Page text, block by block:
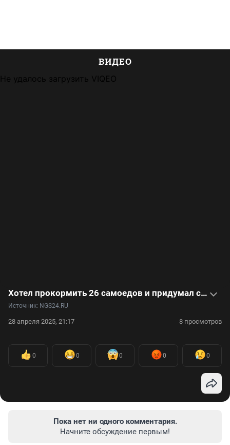
ВИДЕО
Не удалось загрузить VIQEO
Хотел прокормить 26 самоедов и придумал собственный корм — видеоистория маленького бизнеса
Источник: NGS24.RU
28 апреля 2025, 21:17 8 просмотров
0 0 0 0 0
Пока нет ни одного комментария.
Начните обсуждение первым!